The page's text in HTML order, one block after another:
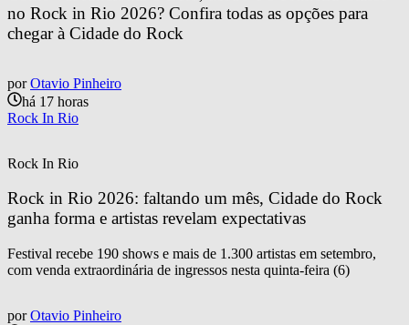
no Rock in Rio 2026? Confira todas as opções para
chegar à Cidade do Rock
por Otavio Pinheiro
há 17 horas
Rock In Rio
Rock In Rio
Rock in Rio 2026: faltando um mês, Cidade do Rock
ganha forma e artistas revelam expectativas
Festival recebe 190 shows e mais de 1.300 artistas em setembro,
com venda extraordinária de ingressos nesta quinta-feira (6)
por Otavio Pinheiro